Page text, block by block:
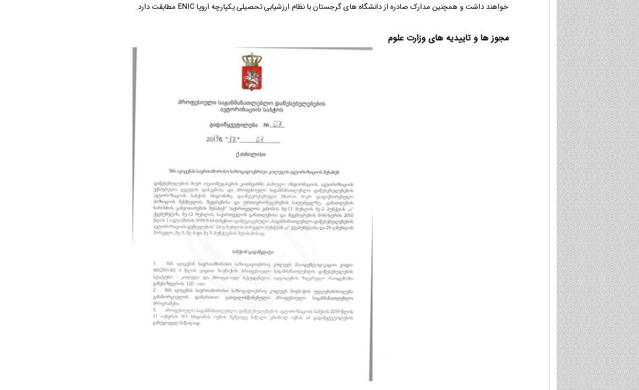
خواهند داشت و همچنین مدارک صادره از دانشگاه های گرجستان با نظام ارزشیابی تحصیلی یکپارچه اروپا ENIC مطابقت دارد.
مجوز ها و تاییدیه های وزارت علوم